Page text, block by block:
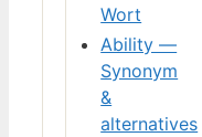
Wort
Ability —
Synonym
&
alternatives